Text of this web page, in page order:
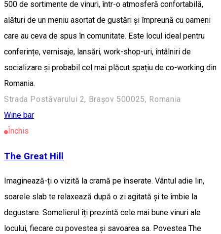
500 de sortimente de vinuri, într-o atmosferă confortabilă,
alături de un meniu asortat de gustări și împreună cu oameni
care au ceva de spus în comunitate. Este locul ideal pentru
conferințe, vernisaje, lansări, work-shop-uri, întâlniri de
socializare și probabil cel mai plăcut spațiu de co-working din
Romania.
Strada Postăvarului 2, Brașov 500025, Romania
Wine bar
Închis
The Great Hill
Imaginează-ți o vizită la cramă pe înserate. Vântul adie lin,
soarele slab te relaxează după o zi agitată și te îmbie la
degustare. Somelierul îți prezintă cele mai bune vinuri ale
locului, fiecare cu povestea și savoarea sa. Povestea The